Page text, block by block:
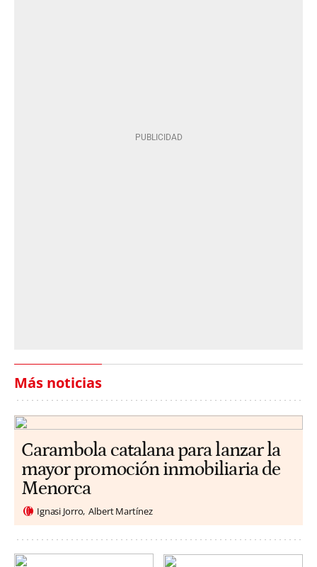
Más noticias
Carambola catalana para lanzar la
mayor promoción inmobiliaria de
Menorca
Ignasi Jorro Albert Martínez